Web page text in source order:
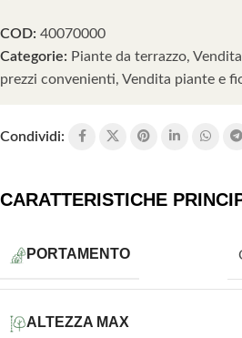
COD: 40070000
Categorie: Piante da terrazzo,
prezzi convenienti, Vendita piante e
Condividi:
CARATTERISTICHE
PORTAMENTO
ALTEZZA MAX